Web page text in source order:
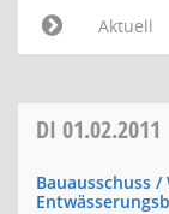
Aktuell
DI 01.02.2011
Bauausschuss